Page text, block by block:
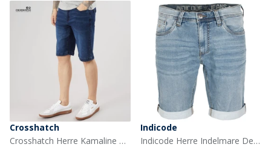
Crosshatch
Crosshatch Herre Kamaline Denim Shorts Dark Wash
Indicode
Indicode Herre Indelmare Denimshorts Blå